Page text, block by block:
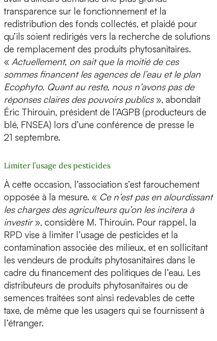
transparence sur le fonctionnement et la
redistribution des fonds collectés, et plaidé pour
qu’ils soient redirigés vers la recherche de solutions
de remplacement des produits phytosanitaires.
« Actuellement, on sait que la moitié de ces
sommes financent les agences de l’eau et le plan
Ecophyto. Quant au reste, nous n’avons pas de
réponses claires des pouvoirs publics», abondait
Éric Thirouin, président de l’AGPB (producteurs de
blé, FNSEA) lors d’une conférence de presse le
21 septembre.
Limiter l’usage des pesticides
À cette occasion, l’association s’est farouchement
opposée à la mesure. « Ce n’est pas en alourdissant
les charges des agriculteurs qu’on les incitera à
investir», considère M. Thirouin. Pour rappel, la
RPD vise à limiter l’usage de pesticides et la
contamination associée des milieux, et en sollicitant
les vendeurs de produits phytosanitaires dans le
cadre du financement des politiques de l’eau. Les
distributeurs de produits phytosanitaires ou de
semences traitées sont ainsi redevables de cette
taxe, de même que les usagers qui se fournissent à
l’étranger.